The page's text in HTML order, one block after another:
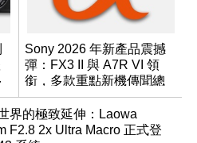
Sony 2026 年新產品震撼
彈：FX3 II 與 A7R VI 領
銜，多款重點新機傳聞總
整理
界的極致延伸：Laowa
F2.8 2x Ultra Macro 正式登